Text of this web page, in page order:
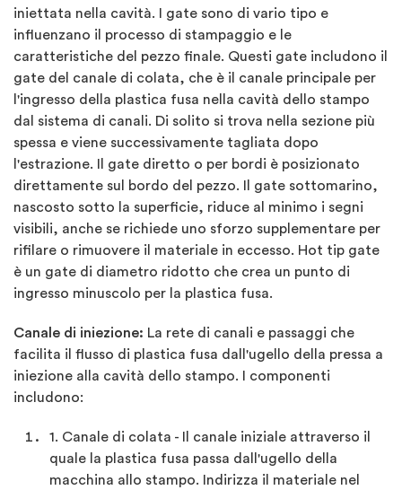
iniettata nella cavità. I gate sono di vario tipo e
influenzano il processo di stampaggio e le
caratteristiche del pezzo finale. Questi gate includono il
gate del canale di colata, che è il canale principale per
l'ingresso della plastica fusa nella cavità dello stampo
dal sistema di canali. Di solito si trova nella sezione più
spessa e viene successivamente tagliata dopo
l'estrazione. Il gate diretto o per bordi è posizionato
direttamente sul bordo del pezzo. Il gate sottomarino,
nascosto sotto la superficie, riduce al minimo i segni
visibili, anche se richiede uno sforzo supplementare per
rifilare o rimuovere il materiale in eccesso. Hot tip gate
è un gate di diametro ridotto che crea un punto di
ingresso minuscolo per la plastica fusa.
Canale di iniezione: La rete di canali e passaggi che
facilita il flusso di plastica fusa dall'ugello della pressa a
iniezione alla cavità dello stampo. I componenti
includono:
1. Canale di colata - Il canale iniziale attraverso il
quale la plastica fusa passa dall'ugello della
macchina allo stampo. Indirizza il materiale nel